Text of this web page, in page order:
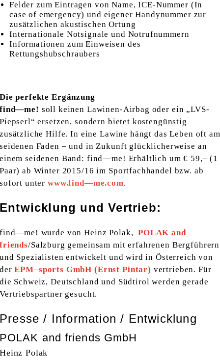
Felder zum Eintragen von Name, ICE-Nummer (In
case of emergency) und eigener Handynummer zur
zusätzlichen akustischen Ortung
Internationale Notsignale und Notrufnummern
Informationen zum Einweisen des
Rettungshubschraubers
Die perfekte Ergänzung
find—me! soll keinen Lawinen-Airbag oder ein „LVS-
Piepserl“ ersetzen, sondern bietet kostengünstig
zusätzliche Hilfe. In eine Lawine hängt das Leben oft am
seidenen Faden – und in Zukunft glücklicherweise an
einem seidenen Band: find—me! Erhältlich um € 59,– (1
Paar) ab Winter 2015/16 im Sportfachhandel bzw. ab
sofort unterwww.find—me.com.
Entwicklung und Vertrieb:
find—me! wurde von Heinz Polak,POLAK and
friends/Salzburg gemeinsam mit erfahrenen Bergführern
und Spezialisten entwickelt und wird in Österreich von
derEPM–sports GmbH (Ernst Pintar) vertrieben. Für
die Schweiz, Deutschland und Südtirol werden gerade
Vertriebspartner gesucht.
Presse / Information / Entwicklung
POLAK and friends GmbH
Heinz Polak